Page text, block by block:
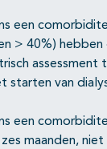
een
> 40%)
starten van
een
maanden,